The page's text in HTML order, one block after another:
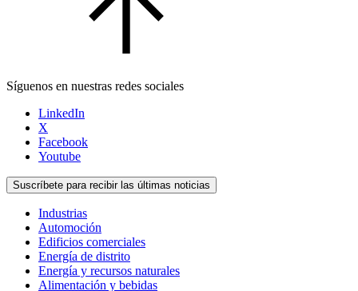
Síguenos en nuestras redes sociales
LinkedIn
X
Facebook
Youtube
Suscríbete para recibir las últimas noticias
Industrias
Automoción
Edificios comerciales
Energía de distrito
Energía y recursos naturales
Alimentación y bebidas